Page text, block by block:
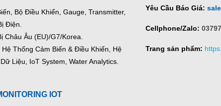
Bộ Điều Khiển, Gauge, Transmitter,
Điện.
Châu Âu (EU)/G7/Korea.
Thống Cảm Biến & Điều Khiển, Hệ
Liệu, IoT System, Water Analytics.
Yêu Cầu Báo Giá:
Cellphone/Zalo:
Trang sản phẩm:
IOT